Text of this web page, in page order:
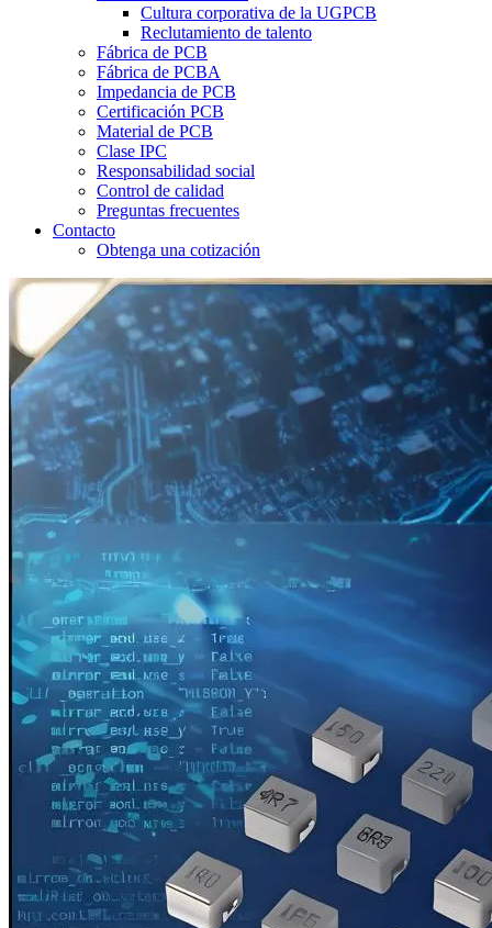
Cultura corporativa de la UGPCB
Reclutamiento de talento
Fábrica de PCB
Fábrica de PCBA
Impedancia de PCB
Certificación PCB
Material de PCB
Clase IPC
Responsabilidad social
Control de calidad
Preguntas frecuentes
Contacto
Obtenga una cotización